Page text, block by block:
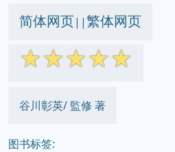
简体网页||繁体网页
☆☆☆☆☆
谷川彰英/ 監修 著
图书标签: